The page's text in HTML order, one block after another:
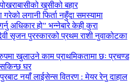
खुसीको बहार
लगानी फिर्ता नहुँदा समस्यामा
अधिकार हो” भन्नेबारे केही कुरा
सृजन पुरस्कारको प्रथम राशी नुवाकोटका
रुपमा खुलाउने काम प्राथमिकतामा छः प्रचण्ड
घर
नयाँ लाईसेन्स वितरण : मेयर रेनु दाहाल